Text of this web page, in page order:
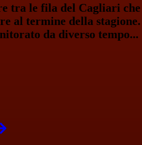
tra le fila del Cagliari che
al termine della stagione.
da diverso tempo...